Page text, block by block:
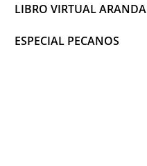
LIBRO VIRTUAL
ESPECIAL PECANOS